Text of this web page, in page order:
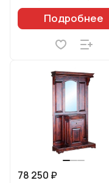
Подробнее
78 250 ₽